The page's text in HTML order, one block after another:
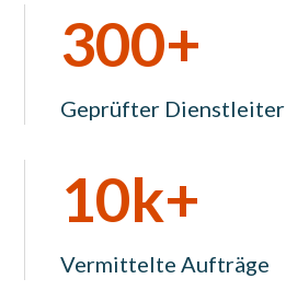
300+
Geprüfter Dienstleiter
10k+
Vermittelte Aufträge